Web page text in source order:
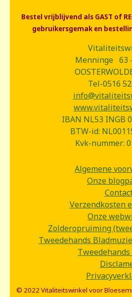
Bestel vrijblijvend als GAST of
gebruikersgemak en
Menninge 63 -
Tel-0516
IBAN NL53 INGB
BTW-id:
Kvk-nummer:
Algemene
Onze
Verzendkosten
Onze
Zolderopruiming
Tweedehands
© 2022 Vitaliteitswinkel voor